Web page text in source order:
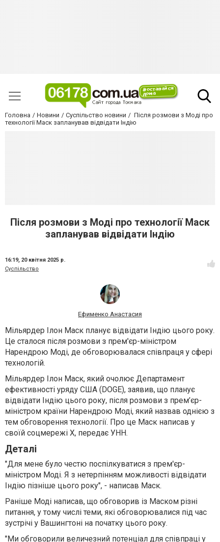
Головна Новини Суспільство новини
Після розмови з Моді про
технології Маск запланував відвідати Індію
Після розмови з Моді про технології Маск
запланував відвідати Індію
16:19, 20 квітня 2025 р.
Суспільство
Ефименко Анастасия
Мільярдер Ілон Маск планує відвідати Індію цього року.
Це сталося після розмови з прем'єр-міністром
Нарендрою Моді, де обговорювалася співпраця у сфері
технологій.
Мільярдер Ілон Маск, який очолює Департамент
ефективності уряду США (DOGE), заявив, що планує
відвідати Індію цього року, після розмови з прем’єр-
міністром країни Нарендрою Моді, який назвав однією з
тем обговорення технології. Про це Маск написав у
своїй соцмережі Х, передає УНН.
Деталі
"Для мене було честю поспілкуватися з прем'єр-
міністром Моді. Я з нетерпінням можливості відвідати
Індію пізніше цього року", - написав Маск.
Раніше Моді написав, що обговорив із Маском різні
питання, у тому числі теми, які обговорювалися під час
зустрічі у Вашингтоні на початку цього року.
"Ми обговорили величезний потенціал для співпраці у